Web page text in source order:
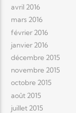
avril 2016
mars 2016
février 2016
janvier 2016
décembre 2015
novembre 2015
octobre 2015
août 2015
juillet 2015